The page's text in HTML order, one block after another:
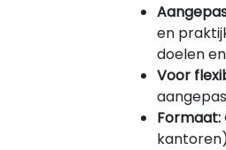
en
doelen
Voor
Formaat: